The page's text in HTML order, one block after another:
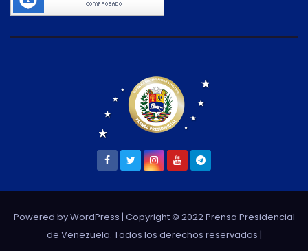
Powered by WordPress | Copyright © 2022 Prensa Presidencial
de Venezuela. Todos los derechos reservados |